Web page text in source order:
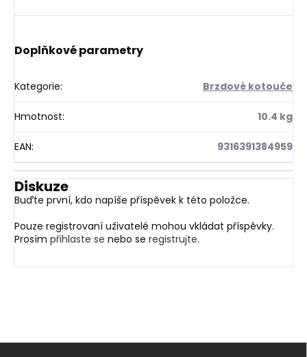
Doplňkové parametry
Kategorie: Brzdové kotouče
Hmotnost: 10.4 kg
EAN: 9316391384959
Diskuze
Buďte první, kdo napíše příspěvek k této položce.
Pouze registrovaní uživatelé mohou vkládat příspěvky.
Prosím přihlaste se nebo se registrujte.